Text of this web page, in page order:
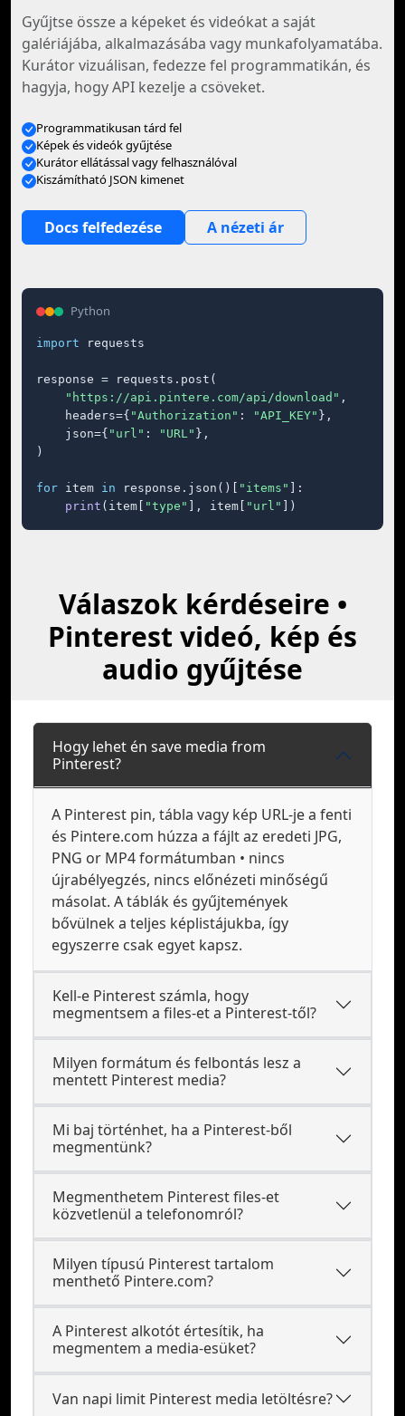
Gyűjtse össze a képeket és videókat a saját
galériájába, alkalmazásába vagy munkafolyamatába.
Kurátor vizuálisan, fedezze fel programmatikán, és
hagyja, hogy API kezelje a csöveket.
Programmatikusan tárd fel
Képek és videók gyűjtése
Kurátor ellátással vagy felhasználóval
Kiszámítható JSON kimenet
Docs felfedezése A nézeti ár
Python
import requests
response = requests.post(
"https://api.pintere.com/api/download" ,
    headers={
"Authorization" : "API_KEY" },
    json={
"url" : "URL" },
)
for item in response.json()[ "items"
]:
print (item[ "type" ], item[ "url" ])
Válaszok kérdéseire •
Pinterest videó, kép és
audio gyűjtése
Hogy lehet én save media from
Pinterest?
A Pinterest pin, tábla vagy kép URL-je a fenti
és Pintere.com húzza a fájlt az eredeti JPG,
PNG or MP4 formátumban • nincs
újrabélyegzés, nincs előnézeti minőségű
másolat. A táblák és gyűjtemények
bővülnek a teljes képlistájukba, így
egyszerre csak egyet kapsz.
Kell-e Pinterest számla, hogy
megmentsem a files-et a Pinterest-től?
Milyen formátum és felbontás lesz a
mentett Pinterest media?
Mi baj történhet, ha a Pinterest-ből
megmentünk?
Megmenthetem Pinterest files-et
közvetlenül a telefonomról?
Milyen típusú Pinterest tartalom
menthető Pintere.com?
A Pinterest alkotót értesítik, ha
megmentem a media-esüket?
Van napi limit Pinterest media letöltésre?